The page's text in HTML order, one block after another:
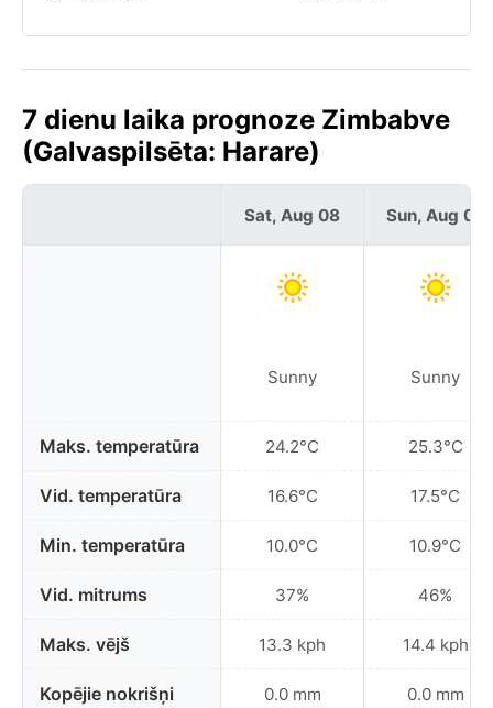
7 dienu laika prognoze Zimbabve
(Galvaspilsēta: Harare)
Maks. temperatūra
Vid. temperatūra
Min. temperatūra
Vid. mitrums
Maks. vējš
Kopējie nokrišņi
Sat, Aug 08
Sunny
24.2°C
16.6°C
10.0°C
37%
13.3 kph
0.0 mm
Sun, Aug 09
Sunny
25.3°C
17.5°C
10.9°C
46%
14.4 kph
0.0 mm